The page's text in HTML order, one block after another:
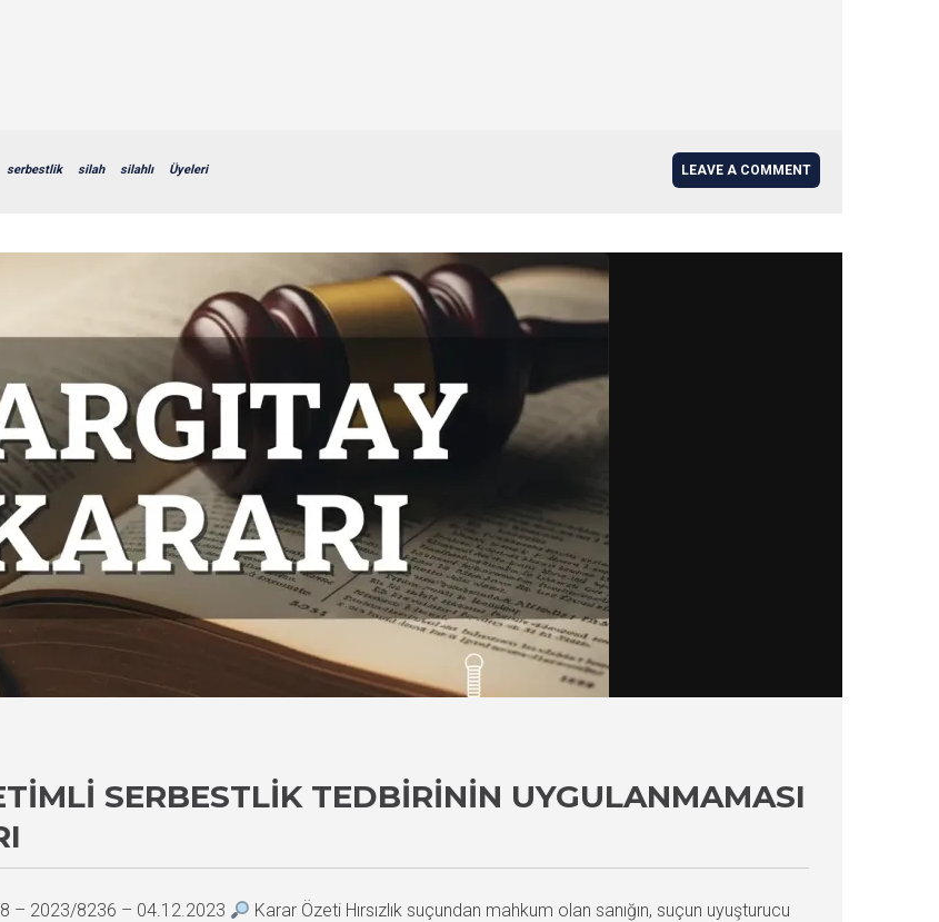
serbestlik silah silahlı Üyeleri LEAVE A COMMENT
SERBESTLIK TEDBIRININ UYGULANMAMASI
– 2023/8236 – 04.12.2023
Karar Özeti Hırsızlık suçundan mahkum olan sanığın, suçun uyuşturucu